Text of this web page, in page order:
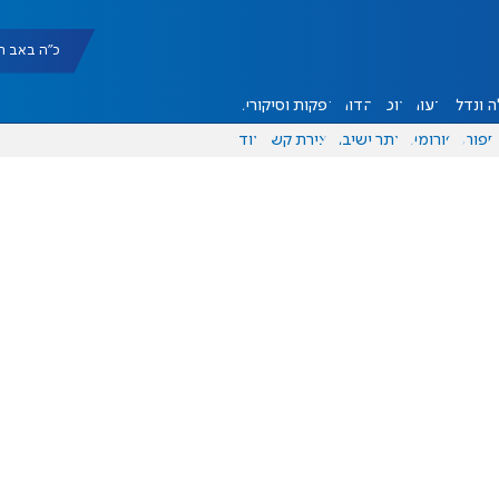
כ"ה באב תשפ"ו
ונדל"ן דעות אוכל יהדות הפקות וסיקורים
ספורט פורומים אתר ישיבה יצירת קשר עוד